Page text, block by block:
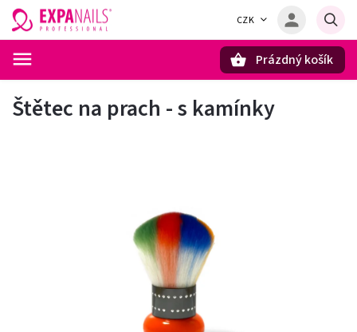
CZK
Prázdný košík
Štětec na prach - s kamínky